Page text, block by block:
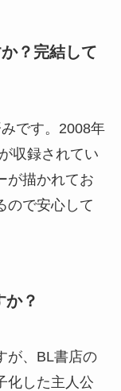
？完結して
です。2008年
収録されてい
が描かれてお
ので安心して
か？
が、BL書店の
化した主人公